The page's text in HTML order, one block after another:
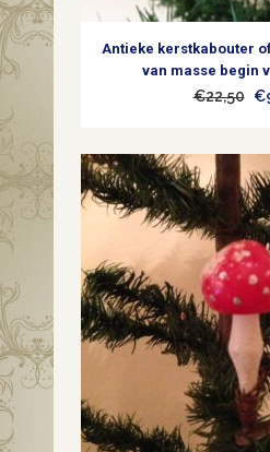
Antieke kerstkabouter
van masse begin
€22,50 €